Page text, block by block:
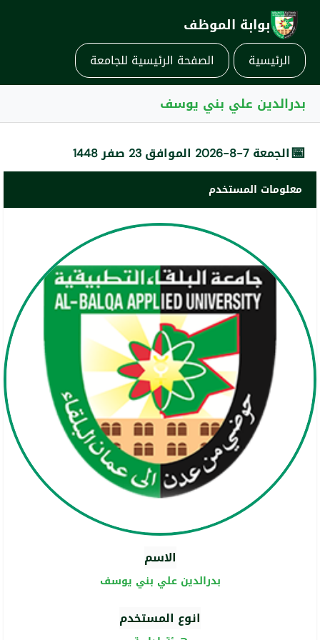
بوابة الموظف
الرئيسية الصفحة الرئيسية للجامعة
بدرالدين علي بني يوسف
📅الجمعة 7-8-2026 الموافق 23 صفر 1448
معلومات المستخدم
الاسم
بدرالدين علي بني يوسف
انوع المستخدم